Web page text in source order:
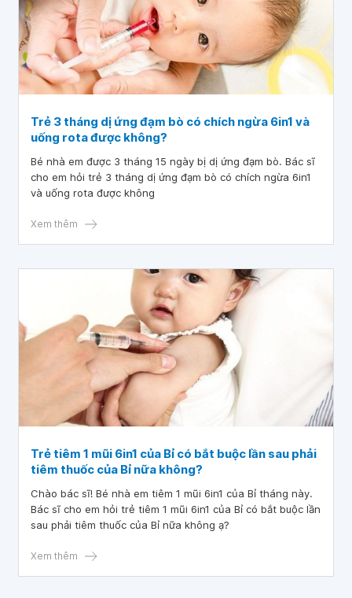
Trẻ 3 tháng dị ứng đạm bò có chích ngừa 6in1 và
uống rota được không?
Bé nhà em được 3 tháng 15 ngày bị dị ứng đạm bò. Bác sĩ
cho em hỏi trẻ 3 tháng dị ứng đạm bò có chích ngừa 6in1
và uống rota được không
Xem thêm
Trẻ tiêm 1 mũi 6in1 của Bỉ có bắt buộc lần sau phải
tiêm thuốc của Bỉ nữa không?
Chào bác sĩ! Bé nhà em tiêm 1 mũi 6in1 của Bỉ tháng này.
Bác sĩ cho em hỏi trẻ tiêm 1 mũi 6in1 của Bỉ có bắt buộc lần
sau phải tiêm thuốc của Bỉ nữa không ạ?
Xem thêm